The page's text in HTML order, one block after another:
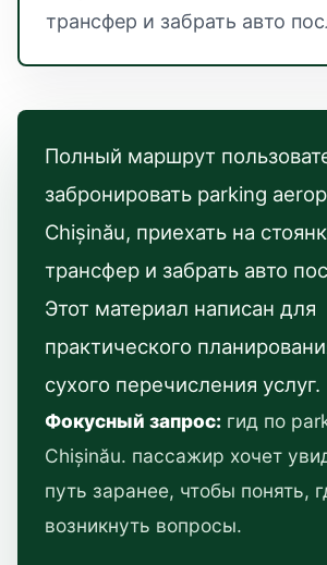
трансфер и забрать авто
Полный маршрут
забронировать parking
Chișinău, приехать на
трансфер и забрать авто
Этот материал написан для
практического
сухого перечисления услуг.
Фокусный запрос: гид по
Chișinău. пассажир хочет
путь заранее, чтобы понять,
возникнуть вопросы.